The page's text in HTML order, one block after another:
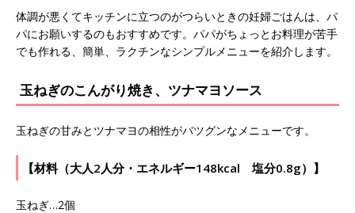
体調が悪くてキッチンに立つのがつらいときの妊婦ごはんは、パ
パにお願いするのもおすすめです。パパがちょっとお料理が苦手
でも作れる、簡単、ラクチンなシンプルメニューを紹介します。
玉ねぎのこんがり焼き、ツナマヨソース
玉ねぎの甘みとツナマヨの相性がバツグンなメニューです。
【材料（大人2人分・エネルギー148kcal 塩分0.8g）】
玉ねぎ…2個